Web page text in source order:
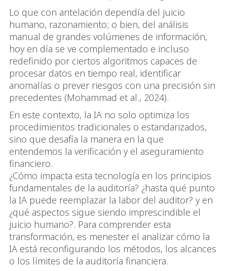
Lo que con antelación dependía del juicio
humano, razonamiento; o bien, del análisis
manual de grandes volúmenes de información,
hoy en día se ve complementado e incluso
redefinido por ciertos algoritmos capaces de
procesar datos en tiempo real, identificar
anomalías o prever riesgos con una precisión sin
precedentes (Mohammad et al., 2024).
En este contexto, la IA no solo optimiza los
procedimientos tradicionales o estandarizados,
sino que desafía la manera en la que
entendemos la verificación y el aseguramiento
financiero.
¿Cómo impacta esta tecnología en los principios
fundamentales de la auditoría? ¿hasta qué punto
la IA puede reemplazar la labor del auditor? y en
¿qué aspectos sigue siendo imprescindible el
juicio humano?. Para comprender esta
transformación, es menester el analizar cómo la
IA está reconfigurando los métodos, los alcances
o los límites de la auditoría financiera.